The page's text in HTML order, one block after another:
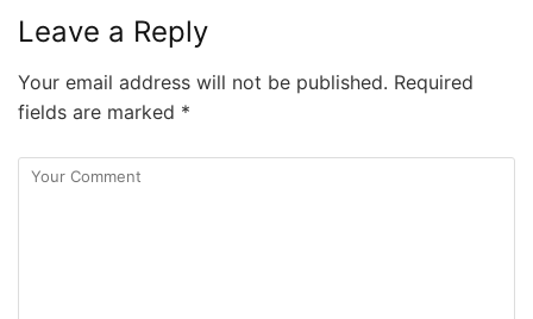
Leave a Reply
Your email address will not be published. Required
fields are marked *